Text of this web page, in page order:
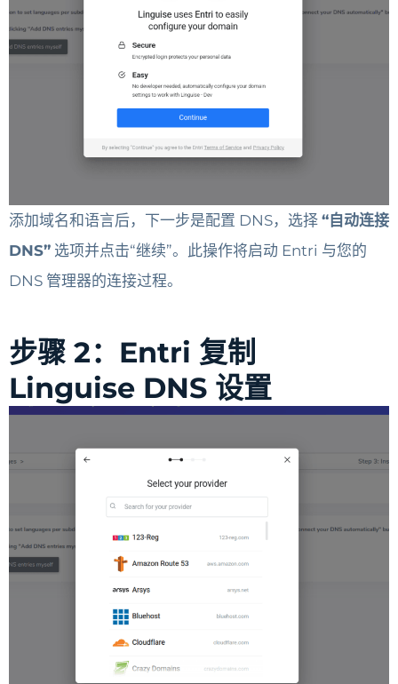
添加域名和语言后，下一步是配置 DNS，选择 “自动连接
DNS” 选项并点击“继续”。此操作将启动 Entri 与您的
DNS 管理器的连接过程。
步骤 2：Entri 复制
Linguise DNS 设置